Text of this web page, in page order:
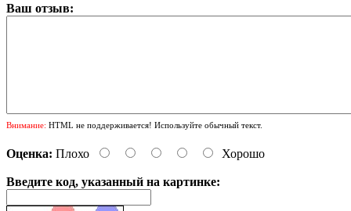
Ваш отзыв:
Внимание: HTML не поддерживается! Используйте обычный текст.
Оценка: Плохо Хорошо
Введите код, указанный на картинке: